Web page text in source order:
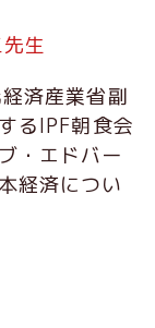
生
済産業省副
るIPF朝食会
・エドバー
経済につい